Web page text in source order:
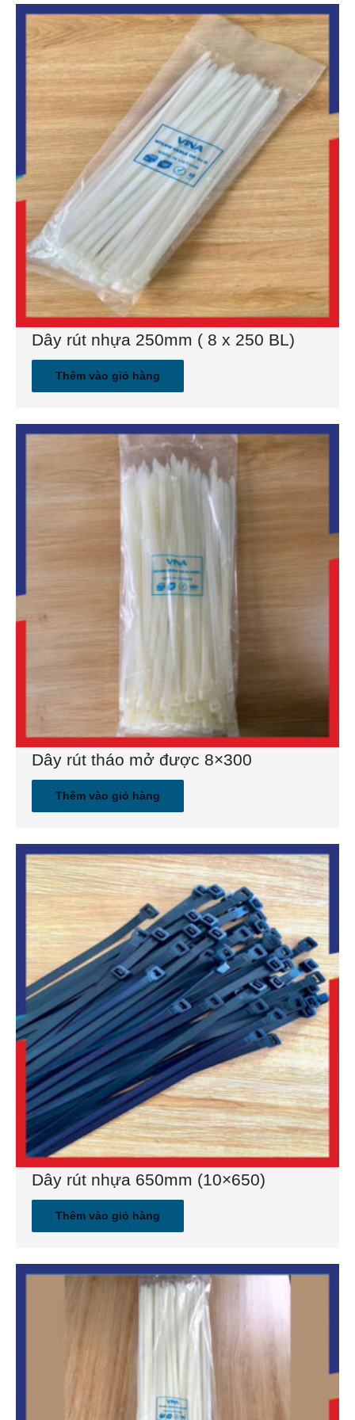
Dây rút nhựa 150mm (4×150)
Dây rút nhựa 200mm (4×200)
Dây rút nhựa 300mm (5×300)
Dây rút nhựa 400mm (8×400)
Dây rút nhựa 500mm (10×500)
Dây rút nhựa 600mm (10×600)
Dây rút nhựa 650mm (10×650)
Dây rút tháo mở được 8×300
Hạt nhựa gia công kỹ thuật
Hạt nhựa PC
Hạt nhựa ABS
Hạt nhựa nguyên sinh
Gia công kệ trồng rau
DỊCH VỤ
Gia công khuôn mẫu
Dịch vụ sản xuất gia công
TIN TỨC
Dây rút nhựa tiêu chuẩn
Dây rút nhựa tháo mở được
Dây rút nhựa 20cm
Dây rút nhựa chống tia uv
Hạt nhựa PA66
GIỎ HÀNG
Dây rút nhựa 250mm ( 8 x 250 BL)
Thêm vào giỏ hàng
Dây rút tháo mở được 8×300
Thêm vào giỏ hàng
Dây rút nhựa 650mm (10×650)
Thêm vào giỏ hàng